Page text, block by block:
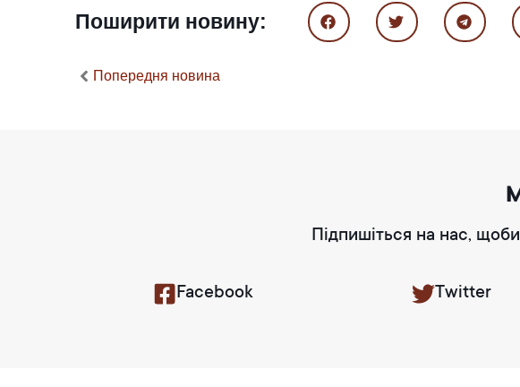
Поширити новину:
Попередня новина
Підпишіться на нас, щоби
Facebook Twitter